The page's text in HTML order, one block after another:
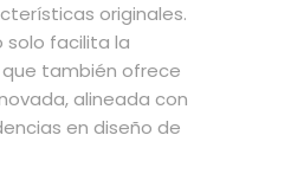
originales.
solo facilita la
también ofrece
alineada con
en diseño de